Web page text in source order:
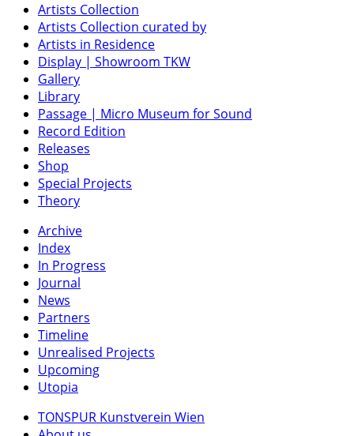
Artists Collection
Artists Collection curated by
Artists in Residence
Display | Showroom TKW
Gallery
Library
Passage | Micro Museum for Sound
Record Edition
Releases
Shop
Special Projects
Theory
Archive
Index
In Progress
Journal
News
Partners
Timeline
Unrealised Projects
Upcoming
Utopia
TONSPUR Kunstverein Wien